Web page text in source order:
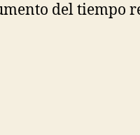
del tiempo